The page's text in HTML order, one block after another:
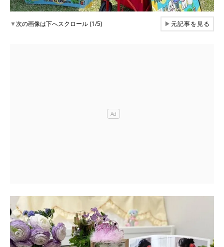
▼次の画像は下へスクロール (1/5) ▶元記事を見る